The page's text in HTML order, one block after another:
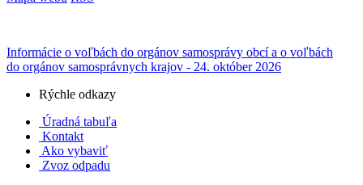
Informácie o voľbách do orgánov samosprávy obcí a o voľbách
do orgánov samosprávnych krajov - 24. október 2026
Rýchle odkazy
Úradná tabuľa
Kontakt
Ako vybaviť
Zvoz odpadu